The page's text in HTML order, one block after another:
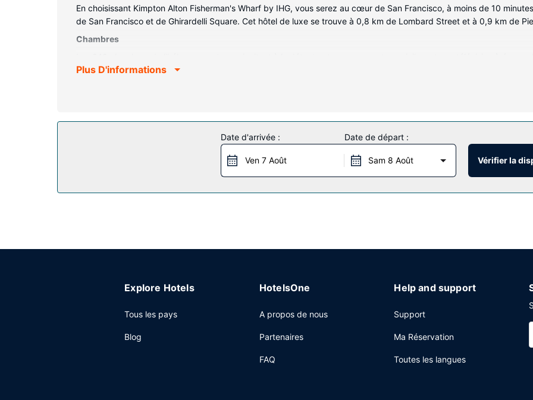
En choisissant Kimpton Alton Fisherman's Wharf by IHG, vous serez au cœur de San Francisco, à moins de 10
de San Francisco et de Ghirardelli Square. Cet hôtel de luxe se trouve à 0,8 km de Lombard Street et à 0,9 km de
Chambres
une couette en duvet d'oie et des draps italiens Frette. L'accès Wi-Fi à Internet gratuit vous permet de rester en
Prenez soin de vous en profitant des massages et des soins du visage qui vous sont proposés dans l'enceinte de
Wi-Fi à Internet gratuit, un service de conciergerie et une salle de réception.
Tout est prévu sur place pour régaler vos papilles ! Ne manquez pas la cuisine généreuse de Abaca, un restaurant
Cuisine des Philippines pour le déjeuner et le dîner. Et pour les petits creux, vous trouverez également sur place un
Plus D'informations
Date d'arrivée :
Ven 7 Août
Date de départ :
Sam 8 Août Vérifier la
Explore Hotels
Tous les pays
Blog
HotelsOne
A propos de nous
Partenaires
FAQ
Help and support
Support
Ma Réservation
Toutes les langues